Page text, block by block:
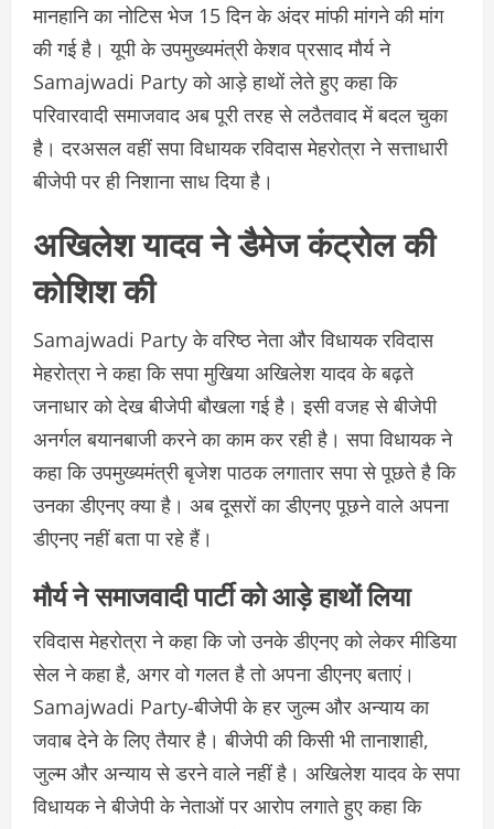
मानहानि का नोटिस भेज 15 दिन के अंदर मांफी मांगने की मांग
की गई है। यूपी के उपमुख्यमंत्री केशव प्रसाद मौर्य ने
Samajwadi Party को आड़े हाथों लेते हुए कहा कि
परिवारवादी समाजवाद अब पूरी तरह से लठैतवाद में बदल चुका
है। दरअसल वहीं सपा विधायक रविदास मेहरोत्रा ने सत्ताधारी
बीजेपी पर ही निशाना साध दिया है।
अखिलेश यादव ने डैमेज कंट्रोल की
कोशिश की
Samajwadi Party के वरिष्ठ नेता और विधायक रविदास
मेहरोत्रा ने कहा कि सपा मुखिया अखिलेश यादव के बढ़ते
जनाधार को देख बीजेपी बौखला गई है। इसी वजह से बीजेपी
अनर्गल बयानबाजी करने का काम कर रही है। सपा विधायक ने
कहा कि उपमुख्यमंत्री बृजेश पाठक लगातार सपा से पूछते है कि
उनका डीएनए क्या है। अब दूसरों का डीएनए पूछने वाले अपना
डीएनए नहीं बता पा रहे हैं।
मौर्य ने समाजवादी पार्टी को आड़े हाथों लिया
रविदास मेहरोत्रा ने कहा कि जो उनके डीएनए को लेकर मीडिया
सेल ने कहा है, अगर वो गलत है तो अपना डीएनए बताएं।
Samajwadi Party-बीजेपी के हर जुल्म और अन्याय का
जवाब देने के लिए तैयार है। बीजेपी की किसी भी तानाशाही,
जुल्म और अन्याय से डरने वाले नहीं है। अखिलेश यादव के सपा
विधायक ने बीजेपी के नेताओं पर आरोप लगाते हुए कहा कि